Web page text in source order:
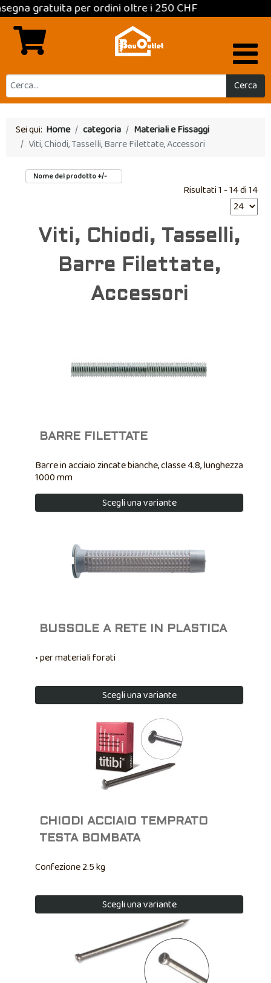
gratuita per ordini oltre i 250 CHF
Cerca
Sei qui: Home categoria
Materiali e Fissaggi
Viti, Chiodi, Tasselli, Barre Filettate, Accessori
Nome del prodotto +/-
Risultati 1 - 14 di 14
Viti, Chiodi, Tasselli,
Barre Filettate,
Accessori
BARRE FILETTATE
Barre in acciaio zincate bianche, classe 4.8, lunghezza
1000 mm
Scegli una variante
BUSSOLE A RETE IN PLASTICA
• per materiali forati
Scegli una variante
CHIODI ACCIAIO TEMPRATO
TESTA BOMBATA
Confezione 2.5 kg
Scegli una variante